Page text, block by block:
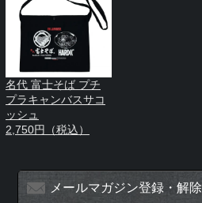
名代 富士そば プチ
プラキャンバスサコ
ッシュ
2,750円（税込）
メールマガジン登録・解除